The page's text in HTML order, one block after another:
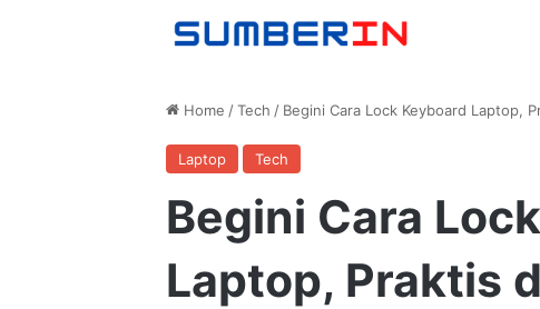
Home / Tech / Begini Cara Lock Keyboard Laptop,
Laptop Tech
Begini Cara
Laptop, Praktis